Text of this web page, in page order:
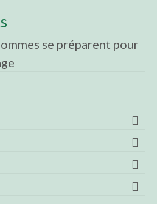
se préparent pour